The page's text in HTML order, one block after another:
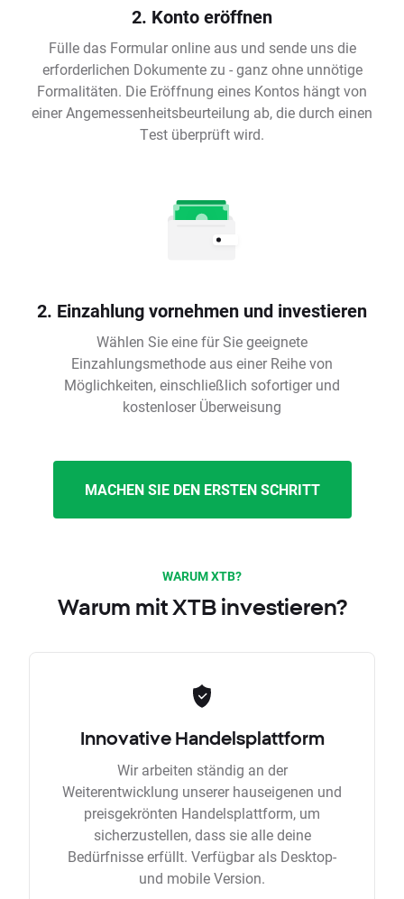
2. Konto eröffnen
Fülle das Formular online aus und sende uns die
erforderlichen Dokumente zu - ganz ohne unnötige
Formalitäten. Die Eröffnung eines Kontos hängt von
einer Angemessenheitsbeurteilung ab, die durch einen
Test überprüft wird.
2. Einzahlung vornehmen und investieren
Wählen Sie eine für Sie geeignete
Einzahlungsmethode aus einer Reihe von
Möglichkeiten, einschließlich sofortiger und
kostenloser Überweisung
MACHEN SIE DEN ERSTEN SCHRITT
WARUM XTB?
Warum mit XTB investieren?
Innovative Handelsplattform
Wir arbeiten ständig an der
Weiterentwicklung unserer hauseigenen und
preisgekrönten Handelsplattform, um
sicherzustellen, dass sie alle deine
Bedürfnisse erfüllt. Verfügbar als Desktop-
und mobile Version.